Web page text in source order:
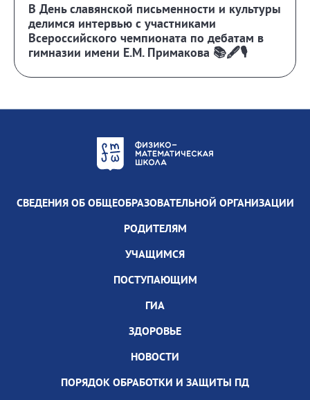
В День славянской письменности и культуры
делимся интервью с участниками
Всероссийского чемпионата по дебатам в
гимназии имени Е.М. Примакова 📚🖋️🎙️
СВЕДЕНИЯ ОБ ОБЩЕОБРАЗОВАТЕЛЬНОЙ ОРГАНИЗАЦИИ
РОДИТЕЛЯМ
УЧАЩИМСЯ
ПОСТУПАЮЩИМ
ГИА
ЗДОРОВЬЕ
НОВОСТИ
ПОРЯДОК ОБРАБОТКИ И ЗАЩИТЫ ПД